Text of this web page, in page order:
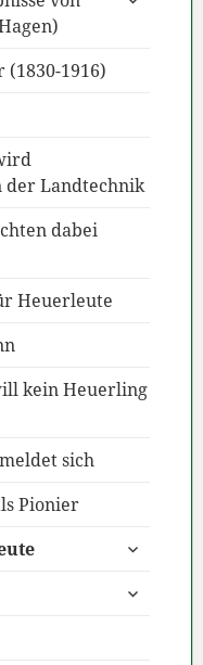
(1830-1916)
Landtechnik
dabei
Heuerleute
kein Heuerling
sich
Pionier
untermenü
untermenü